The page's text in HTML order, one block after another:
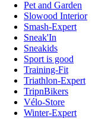
Pet and Garden
Slowood Interior
Smash-Expert
Sneak'In
Sneakids
Sport is good
Training-Fit
Triathlon-Expert
TripnBikers
Vélo-Store
Winter-Expert